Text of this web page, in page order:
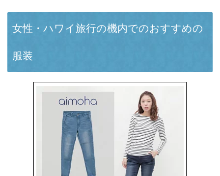
女性・ハワイ旅行の機内でのおすすめの
服装